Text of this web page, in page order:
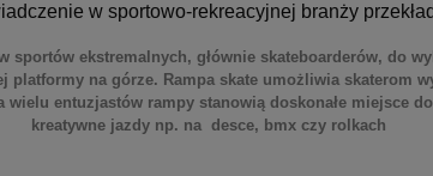
w sportowo-rekreacyjnej branży
sportów ekstremalnych, głównie skateboarderów, do
platformy na górze. Rampa skate umożliwia
entuzjastów rampy stanowią doskonałe miejsce
kreatywne jazdy np. na desce, bmx czy rolkach